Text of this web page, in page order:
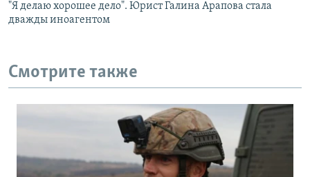
"Я делаю хорошее дело". Юрист Галина Арапова стала
дважды иноагентом
Смотрите также